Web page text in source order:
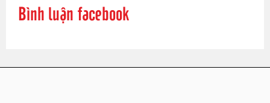
Bình luận facebook